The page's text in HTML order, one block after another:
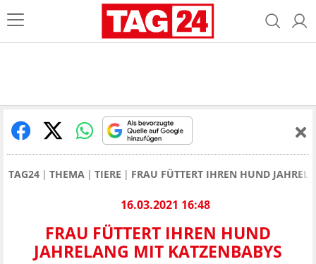
TAG24 THEMA TIERE FRAU FÜTTERT IHREN HUND
16.03.2021 16:48
FRAU FÜTTERT IHREN HUND
JAHRELANG MIT KATZENBABYS